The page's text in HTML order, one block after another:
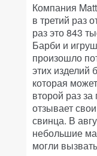
Компания
в третий раз
раз это 843
Барби и
произошло
этих изделий
которая
второй раз
отзывает
свинца. В
небольшие
могли